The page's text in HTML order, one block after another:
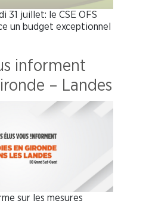
31 juillet: le CSE OFS
un budget exceptionnel
informent
– Landes
sur les mesures